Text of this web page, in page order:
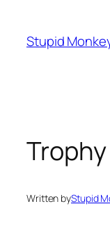
content
Stupid
Written byStupid